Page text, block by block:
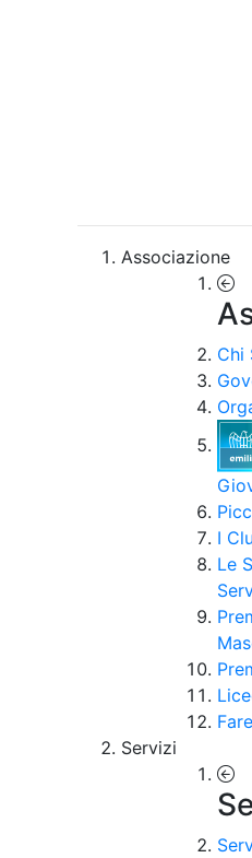
Associazione
Chi
I
Le
Servizi